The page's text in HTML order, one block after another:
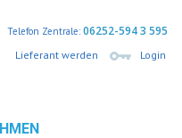
Lieferant werden Login
Telefon Zentrale:06252-594 3 595